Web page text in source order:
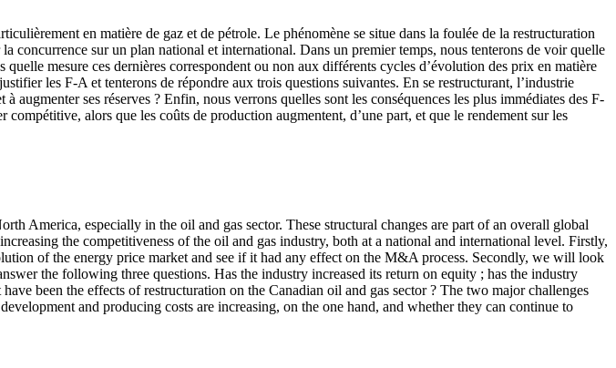
en matière de gaz et de pétrole. Le phénomène se situe dans la foulée de la restructuration
concurrence sur un plan national et international. Dans un premier temps, nous tenterons de voir quelle
mesure ces dernières correspondent ou non aux différents cycles d’évolution des prix en matière
les F-A et tenterons de répondre aux trois questions suivantes. En se restructurant, l’industrie
augmenter ses réserves ? Enfin, nous verrons quelles sont les conséquences les plus immédiates des F-
alors que les coûts de production augmentent, d’une part, et que le rendement sur les
America, especially in the oil and gas sector. These structural changes are part of an overall global
the competitiveness of the oil and gas industry, both at a national and international level. Firstly,
of the energy price market and see if it had any effect on the M&A process. Secondly, we will look
the following three questions. Has the industry increased its return on equity ; has the industry
been the effects of restructuration on the Canadian oil and gas sector ? The two major challenges
and producing costs are increasing, on the one hand, and whether they can continue to